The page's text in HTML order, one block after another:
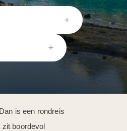
is een rondreis
boordevol